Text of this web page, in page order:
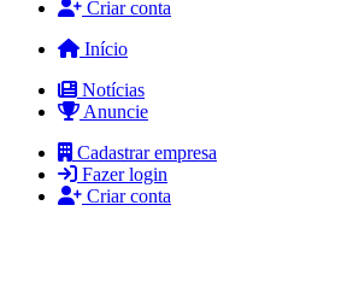
Criar conta
Início
Notícias
Anuncie
Cadastrar empresa
Fazer login
Criar conta